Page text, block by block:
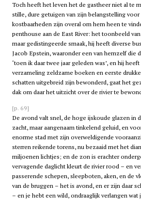
Toch heeft het leven het de gastheer niet al te
stille, dure getuigen van zijn belangstelling voor
kostbaarheden zijn overal om hem heen te
penthouse aan de East River: het toonbeeld
maar gedistingeerde smaak, hij heeft diverse
Jacob Epstein, waaronder een van hemzelf die
‘toen ik daar twee jaar geleden was’, en hij
verzameling zeldzame boeken en eerste
schatten uitgebreid zijn bewonderd, gaat het
dak om daar het uitzicht over de rivier te
[p. 69]
De avond valt snel, de hoge ijskoude glazen in
zacht, maar aangenaam tinkelend geluid, en
enorme stad met zijn overweldigende
sterren reikende torens, nu bezaaid met het
miljoenen lichtjes; en de zon is erachter
vervagende daglicht kleurt de rivier rood – en
passerende schepen, sleepboten, aken, en de
van de bruggen – het is avond, en er zijn daar
– en je hebt een wild, ondraaglijk verlangen wat